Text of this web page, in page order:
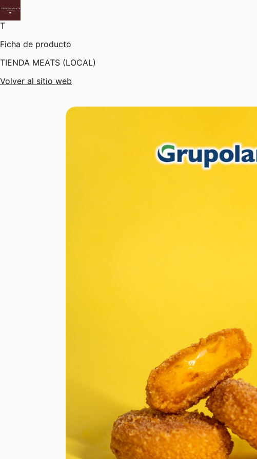
T
Ficha de producto
TIENDA MEATS (LOCAL)
Volver al sitio web